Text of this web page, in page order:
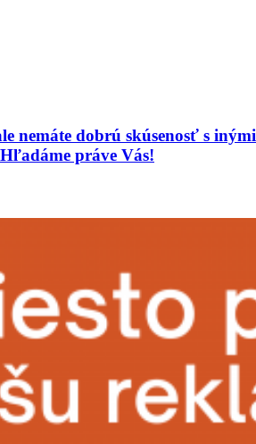
nemáte dobrú skúsenosť s
práve Vás!